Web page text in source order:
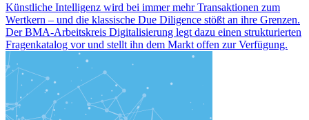
Künstliche Intelligenz wird bei immer mehr Transaktionen zum
Wertkern – und die klassische Due Diligence stößt an ihre Grenzen.
Der BMA-Arbeitskreis Digitalisierung legt dazu einen strukturierten
Fragenkatalog vor und stellt ihn dem Markt offen zur Verfügung.